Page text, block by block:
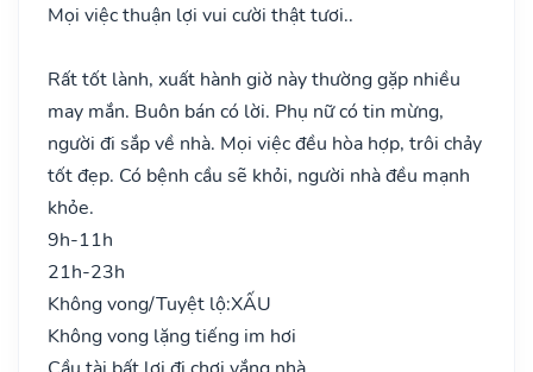
Mọi việc thuận lợi vui cười thật tươi..
Rất tốt lành, xuất hành giờ này thường gặp nhiều
may mắn. Buôn bán có lời. Phụ nữ có tin mừng,
người đi sắp về nhà. Mọi việc đều hòa hợp, trôi chảy
tốt đẹp. Có bệnh cầu sẽ khỏi, người nhà đều mạnh
khỏe.
9h-11h
21h-23h
Không vong/Tuyệt lộ:XẤU
Không vong lặng tiếng im hơi